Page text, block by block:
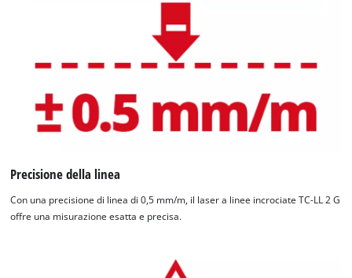
Precisione della linea
Con una precisione di linea di 0,5 mm/m, il laser a linee incrociate TC-LL 2 G
offre una misurazione esatta e precisa.